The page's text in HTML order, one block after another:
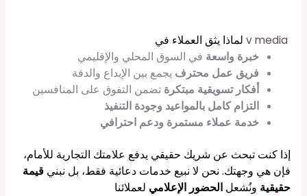
لماذا يثق العملاء في
خبرة واسعة في السوق المحلي والإقليمي
فريق عمل محترف يجمع بين الإبداع والدقة
أفكار تسويقية مبتكرة تضمن التفوق على المنافسين
التزام كامل بالمواعيد وجودة التنفيذ
خدمة عملاء مستمرة ودعم احترافي
إذا كنت تبحث عن شريك حقيقي يدفع علامتك التجارية للأمام،
فإن هي وجهتك. نحن لا نبيع خدمات دعائية فقط، بل نبني قيمة
حقيقية ونُشعل الحضور الإعلامي لعملائنا